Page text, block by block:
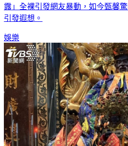
露」全裸引發網友暴動，如今甄馨
引發遐想。
娛樂